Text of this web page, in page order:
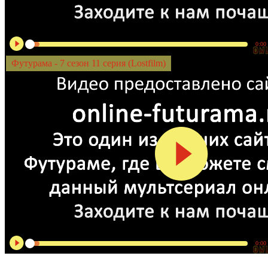
0:00
Футурама - 7 сезон 11 серия (Lostfilm)
0:00